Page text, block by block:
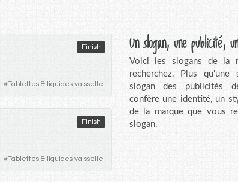
Finish
#Tablettes & liquides vaisselle
Finish
#Tablettes & liquides vaisselle
Un slogan, une publicité,
Voici les slogans de la
recherchez. Plus qu'une
slogan des publicités
confère une identité, un
de la marque que vous
slogan.